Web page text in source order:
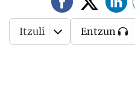
Itzuli Entzun